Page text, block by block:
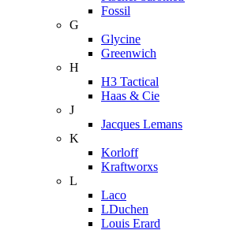
Fossil
G
Glycine
Greenwich
H
H3 Tactical
Haas & Cie
J
Jacques Lemans
K
Korloff
Kraftworxs
L
Laco
LDuchen
Louis Erard